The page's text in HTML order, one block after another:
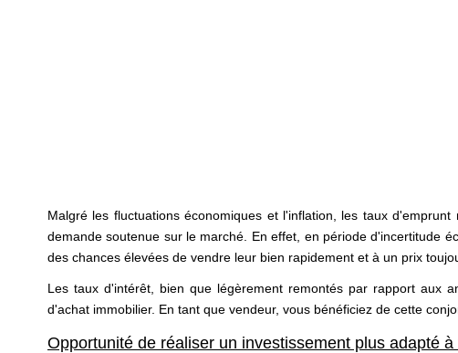
Malgré les fluctuations économiques et l'inflation, les taux
demande soutenue sur le marché. En effet, en période d'incertitude
des chances élevées de vendre leur bien rapidement et à un prix
Les taux d'intérêt, bien que légèrement remontés par rapport aux
d'achat immobilier. En tant que vendeur, vous bénéficiez de cette
Opportunité de réaliser un investissement plus adapté